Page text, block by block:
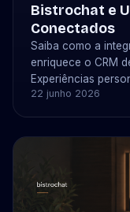
Bistrochat e
Conectados
Saiba como a
enriquece o CRM
Experiências
inteligentes para
22 junho 2026